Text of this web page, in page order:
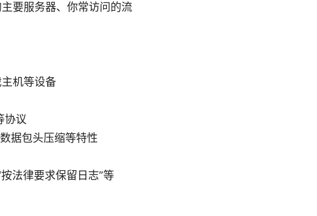
要服务器、你常访问的流
机等设备
协议
据包头压缩等特性
法律要求保留日志”等